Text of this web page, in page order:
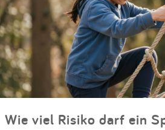
Wie viel Risiko darf ein